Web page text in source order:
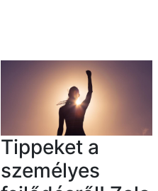
Tippeket a
személyes